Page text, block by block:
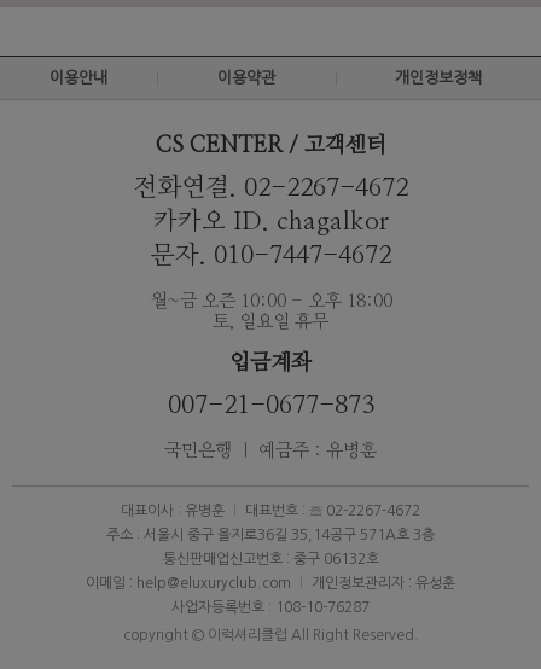
이용안내 이용약관 개인정보정책
CS CENTER / 고객센터
전화연결. 02-2267-4672
카카오 ID. chagalkor
문자. 010-7447-4672
월~금 오즌 10:00 - 오후 18:00
토, 일요일 휴무
입금계좌
007-21-0677-873
국민은행 ｜ 예금주 : 유병훈
대표이사 : 유병훈
대표번호 : ☏ 02-2267-4672
주소 : 서울시 중구 을지로36길 35,14공구 571A호 3층
통신판매업신고번호 : 중구 06132호
이메일 : help@eluxuryclub.com
개인정보관리자 : 유성훈
사업자등록번호 : 108-10-76287
copyright © 이럭셔리클럽 All Right Reserved.